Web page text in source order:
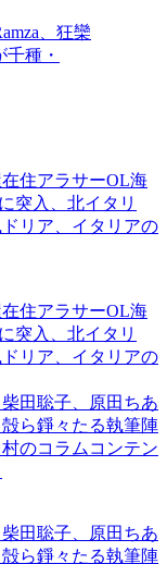
、狂欒
種・
住アラサーOL海
突入、北イタリ
リア、イタリアの
住アラサーOL海
突入、北イタリ
リア、イタリアの
田聡子、原田ちあ
ら錚々たる執筆陣
のコラムコンテン
田聡子、原田ちあ
ら錚々たる執筆陣